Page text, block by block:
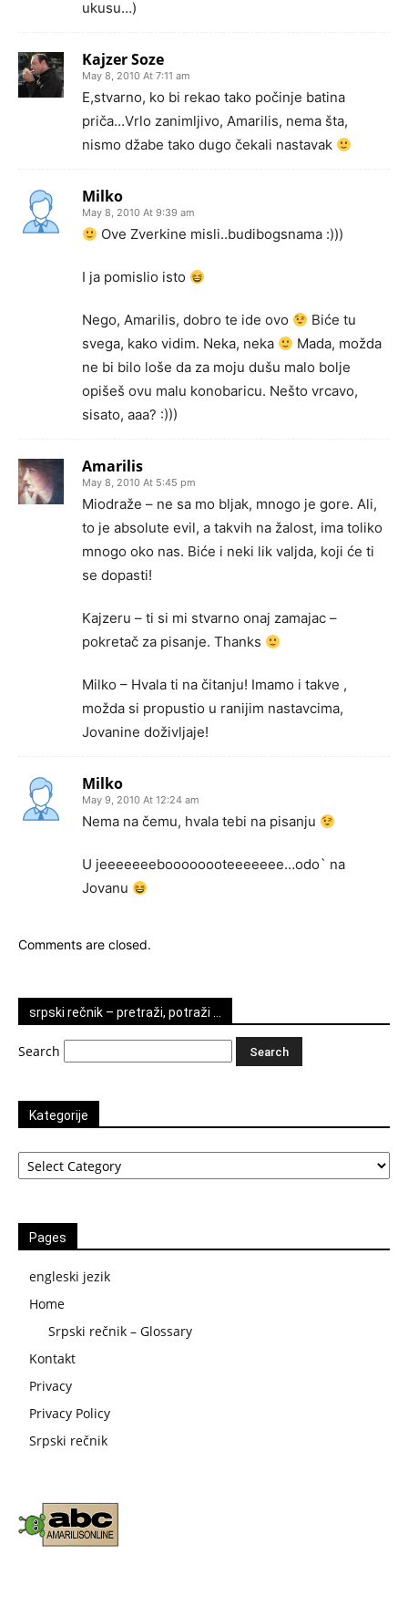
ukusu…)
Kajzer Soze
May 8, 2010 At 7:11 am
E,stvarno, ko bi rekao tako počinje batina
priča…Vrlo zanimljivo, Amarilis, nema šta,
nismo džabe tako dugo čekali nastavak
Milko
May 8, 2010 At 9:39 am
Ove Zverkine misli..budibogsnama :)))
I ja pomislio isto
Nego, Amarilis, dobro te ide ovo
Biće tu
svega, kako vidim. Neka, neka
Mada, možda
ne bi bilo loše da za moju dušu malo bolje
opišeš ovu malu konobaricu. Nešto vrcavo,
sisato, aaa? :)))
Amarilis
May 8, 2010 At 5:45 pm
Miodraže – ne sa mo bljak, mnogo je gore. Ali,
to je absolute evil, a takvih na žalost, ima toliko
mnogo oko nas. Biće i neki lik valjda, koji će ti
se dopasti!
Kajzeru – ti si mi stvarno onaj zamajac –
pokretač za pisanje. Thanks
Milko – Hvala ti na čitanju! Imamo i takve ,
možda si propustio u ranijim nastavcima,
Jovanine doživljaje!
Milko
May 9, 2010 At 12:24 am
Nema na čemu, hvala tebi na pisanju
U jeeeeeeeboooooooteeeeeee…odo` na
Jovanu
Comments are closed.
srpski rečnik – pretraži, potraži …
Search
Kategorije
Kategorije
Pages
engleski jezik
Home
Srpski rečnik – Glossary
Kontakt
Privacy
Privacy Policy
Srpski rečnik